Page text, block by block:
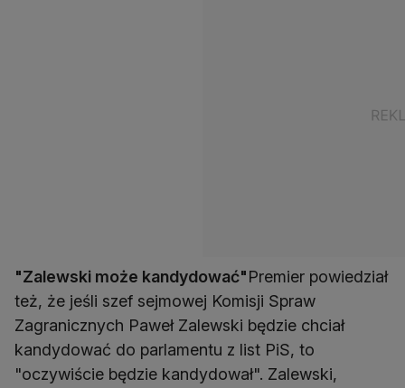
"Zalewski może kandydować"Premier powiedział
też, że jeśli szef sejmowej Komisji Spraw
Zagranicznych Paweł Zalewski będzie chciał
kandydować do parlamentu z list PiS, to
"oczywiście będzie kandydował". Zalewski,